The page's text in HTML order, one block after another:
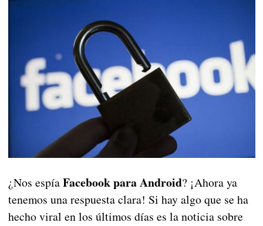
¿Nos espíaFacebook para Android? ¡Ahora ya
tenemos una respuesta clara! Si hay algo que se ha
hecho viral en los últimos días es la noticia sobre